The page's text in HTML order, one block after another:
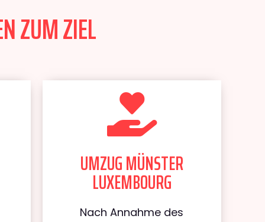
ZUM ZIEL
UMZUG MÜNSTER
LUXEMBOURG
Nach Annahme des